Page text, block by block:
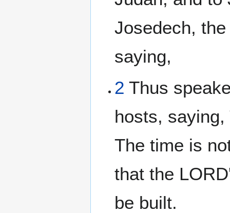
Josedech,
saying,
2 Thus
hosts,
The time is
that the
be built.